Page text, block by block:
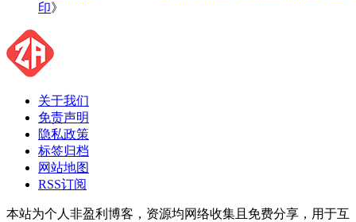
印》
关于我们
免责声明
隐私政策
标签归档
网站地图
RSS订阅
本站为个人非盈利博客，资源均网络收集且免费分享，用于互